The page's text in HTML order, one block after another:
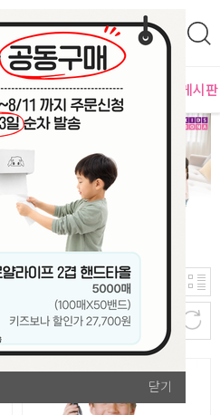
닫기
닫기
BEST 입점사별 이벤트 게시판
신규등록순